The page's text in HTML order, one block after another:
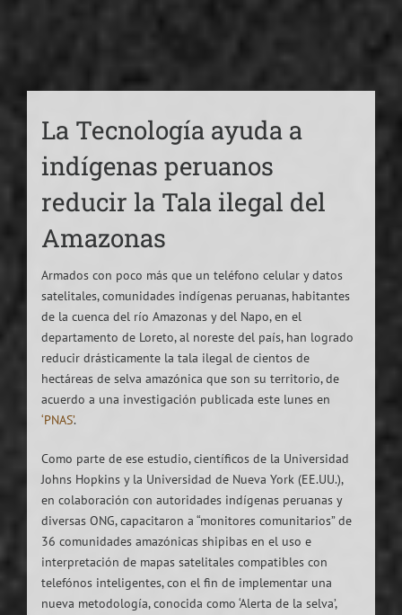
La Tecnología ayuda a
indígenas peruanos
reducir la Tala ilegal del
Amazonas
Armados con poco más que un teléfono celular y datos
satelitales, comunidades indígenas peruanas, habitantes
de la cuenca del río Amazonas y del Napo, en el
departamento de Loreto, al noreste del país, han logrado
reducir drásticamente la tala ilegal de cientos de
hectáreas de selva amazónica que son su territorio, de
acuerdo a una investigación publicada este lunes en
‘PNAS’.
Como parte de ese estudio, científicos de la Universidad
Johns Hopkins y la Universidad de Nueva York (EE.UU.),
en colaboración con autoridades indígenas peruanas y
diversas ONG, capacitaron a “monitores comunitarios” de
36 comunidades amazónicas shipibas en el uso e
interpretación de mapas satelitales compatibles con
telefónos inteligentes, con el fin de implementar una
nueva metodología, conocida como ‘Alerta de la selva’,